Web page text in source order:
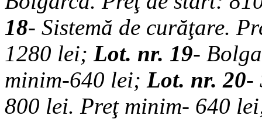
18- Sistemă de curăţare. P
1280 lei; Lot. nr. 19-
minim-640 lei; Lot. nr. 20-
800 lei. Preţ minim- 640 lei